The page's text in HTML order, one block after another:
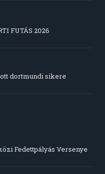
FUTÁS 2026
dortmundi sikere
Fedettpályás Versenye